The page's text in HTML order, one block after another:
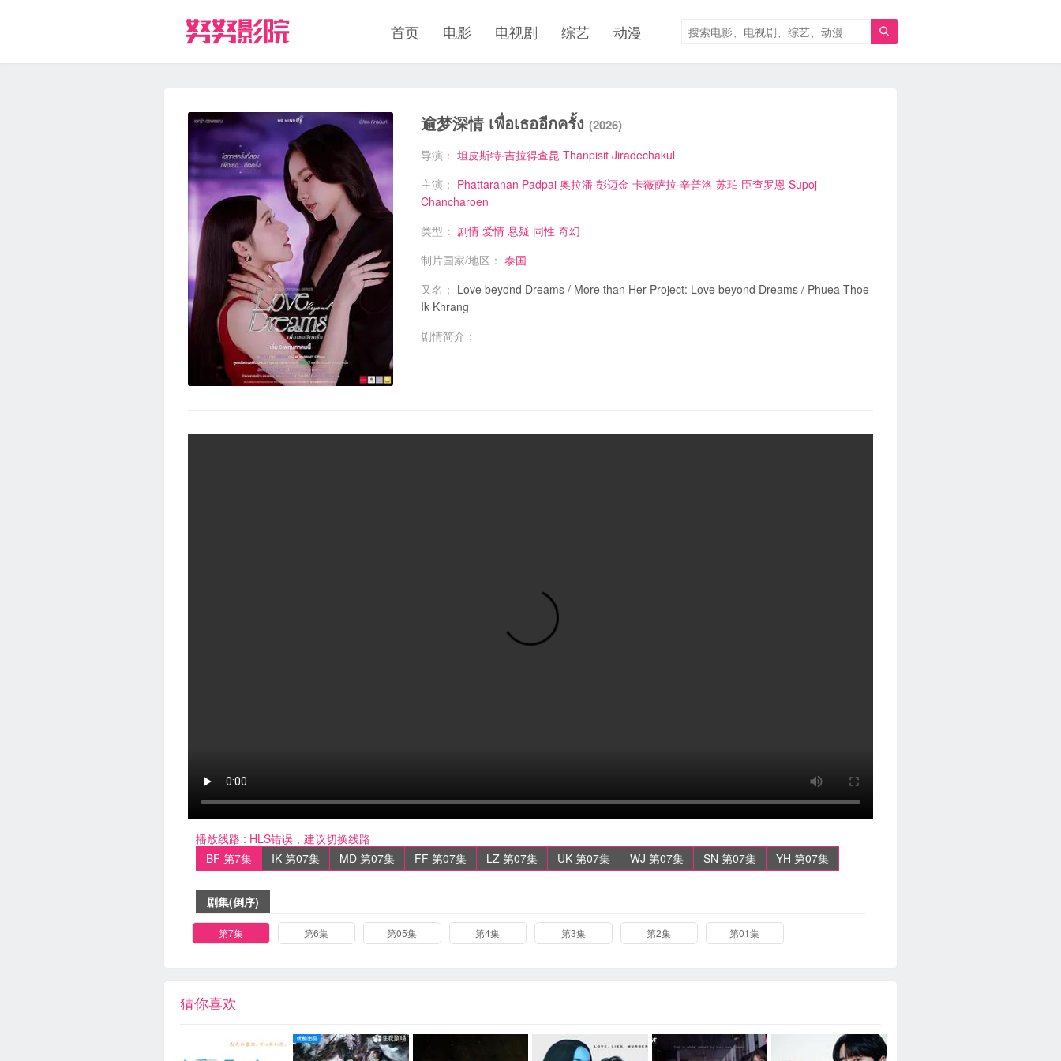

首页 电影 电视剧 综艺 动漫
逾梦深情 เพื่อเธออีกครั้ง (2026)
导演： 坦皮斯特·吉拉得查昆 Thanpisit Jiradechakul
主演： Phattaranan Padpai 奥拉潘·彭迈金 卡薇萨拉·辛普洛 苏珀·臣查罗恩 Supoj
Chancharoen
类型： 剧情 爱情 悬疑 同性 奇幻
制片国家/地区： 泰国
又名： Love beyond Dreams / More than Her Project: Love beyond Dreams / Phuea Thoe
Ik Khrang
剧情简介：
播放线路 : HLS错误，建议切换线路
BF 第7集
IK 第07集 MD 第07集 FF 第07集 LZ 第07集 UK 第07集 WJ 第07集 SN 第07集 YH 第07集
剧集(倒序)
第7集 第6集 第05集 第4集 第3集 第2集 第01集
猜你喜欢